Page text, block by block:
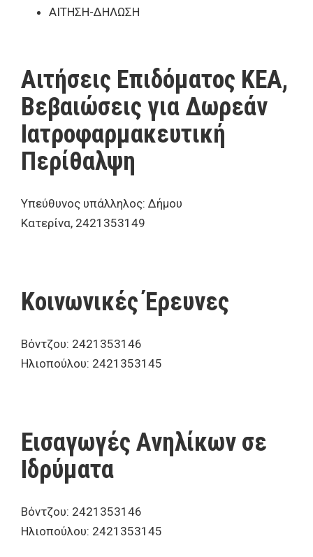
ΑΙΤΗΣΗ-ΔΗΛΩΣΗ
Αιτήσεις Επιδόματος ΚΕΑ,
Βεβαιώσεις για Δωρεάν
Ιατροφαρμακευτική
Περίθαλψη
Υπεύθυνος υπάλληλος: Δήμου
Κατερίνα, 2421353149
Κοινωνικές Έρευνες
Βόντζου: 2421353146
Ηλιοπούλου: 2421353145
Εισαγωγές Ανηλίκων σε
Ιδρύματα
Βόντζου: 2421353146
Ηλιοπούλου: 2421353145